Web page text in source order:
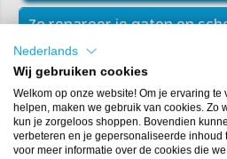
Zo repareer je gaten en
scheuren,
v…
Meer
Nederlands
Wij gebruiken cookies
Welkom op onze website! Om je ervaring
helpen, maken we gebruik van cookies. Zo
kun je zorgeloos shoppen. Bovendien
verbeteren en je gepersonaliseerde inhoud
voor meer informatie over de cookies die